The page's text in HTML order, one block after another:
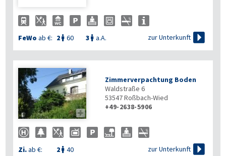
FeWo ab €: 2  60 3  a.A. zur Unterkunft 

Zimmerverpachtung Boden
Waldstraße 6
53547Roßbach-Wied
+49-2638-5906
Zi.ab €: 2  40 zur Unterkunft 